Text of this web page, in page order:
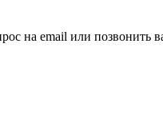
на email или позвонить